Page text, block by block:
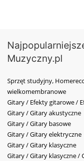
Muzyczny.pl
Sprzęt studyjny,
wielkomembranowe
Gitary / Efekty gitarowe /
Gitary / Gitary akustyczne
Gitary / Gitary basowe
Gitary / Gitary elektryczne
Gitary / Gitary klasyczne
Gitary / Gitary klasyczne /